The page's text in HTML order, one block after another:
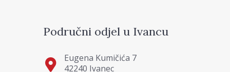
Područni odjel u Ivancu
Eugena Kumičića 7
42240 Ivanec